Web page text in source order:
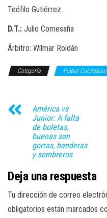
Teófilo Gutiérrez.
D.T.: Julio Comesaña
Árbitro: Wílmar Roldán
Categoría Fútbol
América vs
Junior: A falta
de boletas,
buenas son
gorras, banderas
y sombreros
Deja una respuesta
Tu dirección de correo
obligatorios están marcados